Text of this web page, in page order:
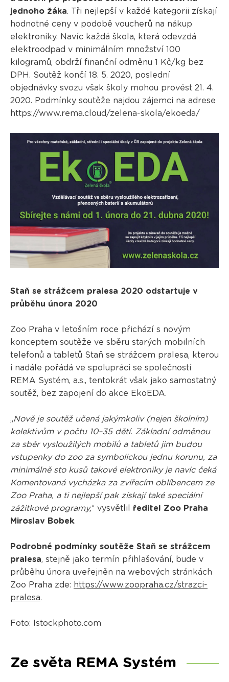
jednoho žáka. Tři nejlepší v každé kategorii získají
hodnotné ceny v podobě voucherů na nákup
elektroniky. Navíc každá škola, která odevzdá
elektroodpad v minimálním množství 100
kilogramů, obdrží finanční odměnu 1 Kč/kg bez
DPH. Soutěž končí 18. 5. 2020, poslední
objednávky svozu však školy mohou provést 21. 4.
2020. Podmínky soutěže najdou zájemci na adrese
https://www.rema.cloud/zelena-skola/ekoeda/
Staň se strážcem pralesa 2020 odstartuje v
průběhu února 2020
Zoo Praha v letošním roce přichází s novým
konceptem soutěže ve sběru starých mobilních
telefonů a tabletů Staň se strážcem pralesa, kterou
i nadále pořádá ve spolupráci se společností
REMA Systém, a.s., tentokrát však jako samostatný
soutěž, bez zapojení do akce EkoEDA.
„Nově je soutěž učená jakýmkoliv (nejen školním)
kolektivům v počtu 10–35 dětí. Základní odměnou
za sběr vysloužilých mobilů a tabletů jim budou
vstupenky do zoo za symbolickou jednu korunu, za
minimálně sto kusů takové elektroniky je navíc čeká
Komentovaná vycházka za zvířecím oblíbencem ze
Zoo Praha, a ti nejlepší pak získají také speciální
zážitkové programy,“ vysvětlil ředitel Zoo Praha
Miroslav Bobek.
Podrobné podmínky soutěže Staň se strážcem
pralesa, stejně jako termín přihlašování, bude v
průběhu února uveřejněn na webových stránkách
Zoo Praha zde: https://www.zoopraha.cz/strazci-
pralesa.
Foto: Istockphoto.com
Ze světa REMA Systém